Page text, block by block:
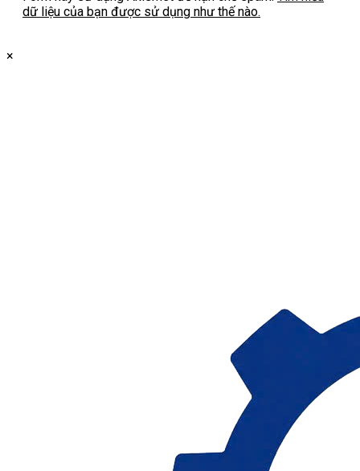
dữ liệu của bạn được sử dụng như thế nào.
×